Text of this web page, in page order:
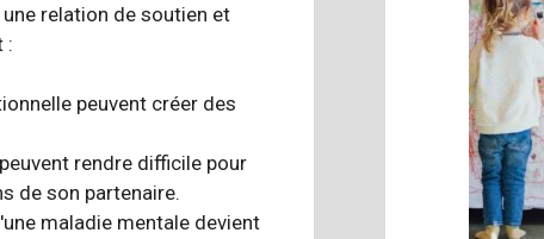
relation de soutien et
:
peuvent créer des
rendre difficile pour
de son partenaire.
maladie mentale devient